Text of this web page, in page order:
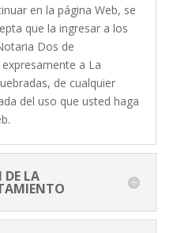
en la página Web, se
que la ingresar a los
Dos de
a La
de cualquier
del uso que usted haga
LA